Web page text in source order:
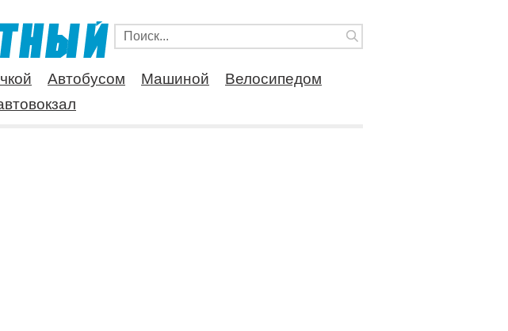
Автобусом Машиной
Велосипедом